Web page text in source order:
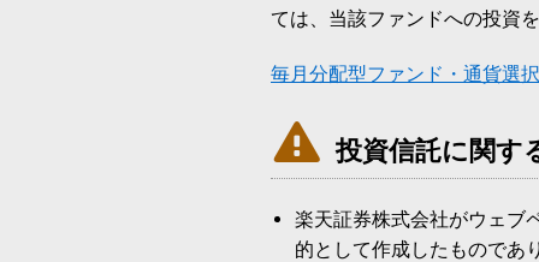
ては、当該ファンドへの投資
毎月分配型ファンド・通貨選
 投資信託に関す
楽天証券株式会社がウェブ
的として作成したものであ